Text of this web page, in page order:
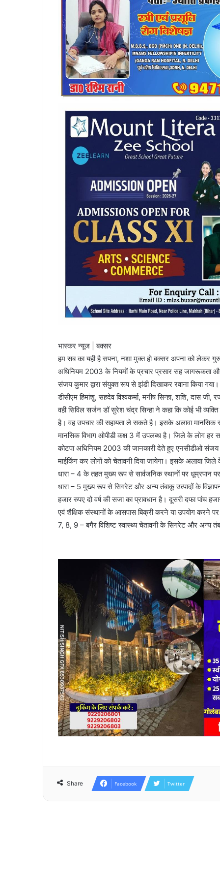
भास्कर न्यूज | बक्सर
हम सब का यही है सपना, नशा मुक्त हो बक्सर अपना को लेकर
अधिनियम 2003 के नियमों के प्रचार प्रसार सह जागरूकता
संजय कुमार द्वारा संयुक्त रूप से झंडी दिखाकर रवाना किया
डीसीएम हिमांशु, सहदेव विश्वकर्मा, मनीष सिन्हा, शशि, दास
वही सिविल सर्जन डॉ सुरेश चंद्र सिन्हा ने कहा कि कोई भी
है। वह उपचार की सहायता ले सकते है। इसके अलावा मानसिक
मानसिक विभाग ओपीडी कक्ष 3 में उपलब्ध है। जिले के लोग
कोटपा अधिनियम 2003 की जानकारी देते हुए एनसीडीओ संजय
माईकिंग कर लोगों को चेतावनी दिया जायेगा। इसके अलावा
धारा – 4 के तहत मुख्य रूप से सार्वजनिक स्थानों पर धूम्रपान
धारा – 5 मुख्य रूप से सिगरेट और अन्य तंबाकू उत्पादों के
हजार रुपए दो वर्ष की सजा का प्रावधान है। दूसरी दफा पांच
एवं शैक्षिक संस्थानों के आसपास बिक्री करने या उपयोग करने
7, 8, 9 – बगैर विशिष्ट स्वास्थ्य चेतावनी के सिगरेट और अन्य
Share Facebook Twitter